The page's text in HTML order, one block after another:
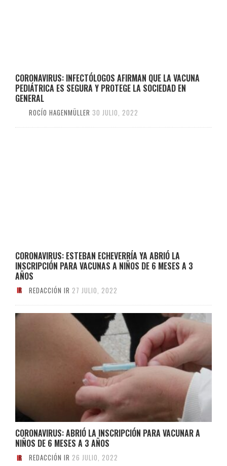
CORONAVIRUS: INFECTÓLOGOS AFIRMAN QUE LA VACUNA
PEDIÁTRICA ES SEGURA Y PROTEGE LA SOCIEDAD EN
GENERAL
ROCÍO HAGENMÜLLER 30 JULIO, 2022
CORONAVIRUS: ESTEBAN ECHEVERRÍA YA ABRIÓ LA
INSCRIPCIÓN PARA VACUNAS A NIÑOS DE 6 MESES A 3
AÑOS
REDACCIÓN IR 27 JULIO, 2022
CORONAVIRUS: ABRIÓ LA INSCRIPCIÓN PARA VACUNAR A
NIÑOS DE 6 MESES A 3 AÑOS
REDACCIÓN IR 26 JULIO, 2022